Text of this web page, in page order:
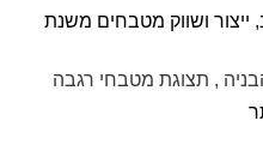
ושווק מטבחים משנת
הבניה , תצוגת מטבחי רגבה